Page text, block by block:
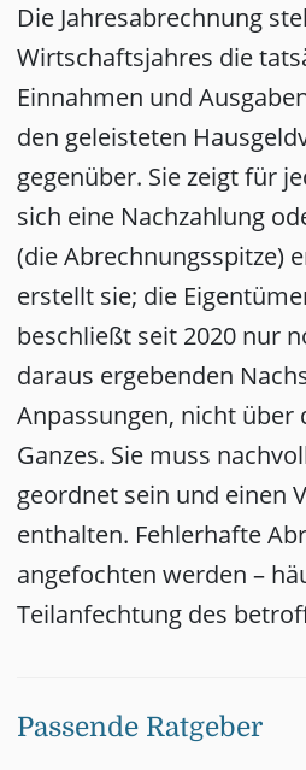
Die Jahresabrechnung
Wirtschaftsjahres die
Einnahmen und
den geleisteten
gegenüber. Sie zeigt für
sich eine Nachzahlung
(die Abrechnungsspitze)
erstellt sie; die
beschließt seit 2020 nur
daraus ergebenden
Anpassungen, nicht über
Ganzes. Sie muss
geordnet sein und einen
enthalten. Fehlerhafte
angefochten werden –
Teilanfechtung des
Passende Ratgeber